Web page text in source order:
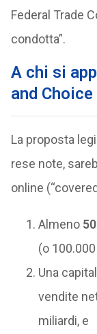
Federal Trade
condotta”.
A chi si
and
La proposta
rese note,
online
Almeno
(o
Una
vendite
miliardi, e